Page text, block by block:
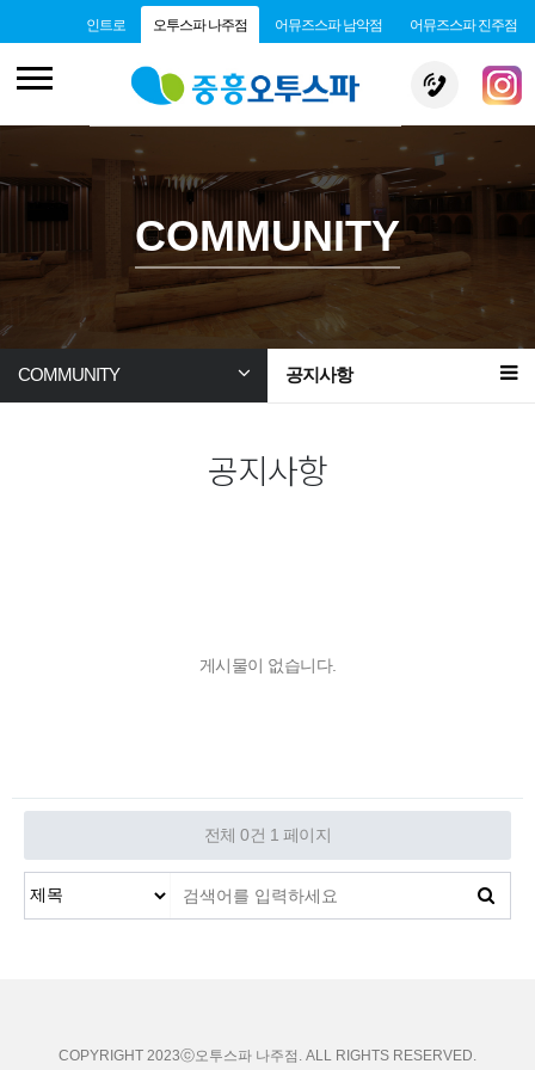
인트로 오투스파 나주점 어뮤즈스파 남악점 어뮤즈스파 진주점
COMMUNITY
COMMUNITY 공지사항
공지사항
게시물이 없습니다.
전체 0건 1 페이지
COPYRIGHT 2023ⓒ오투스파 나주점. ALL RIGHTS RESERVED.